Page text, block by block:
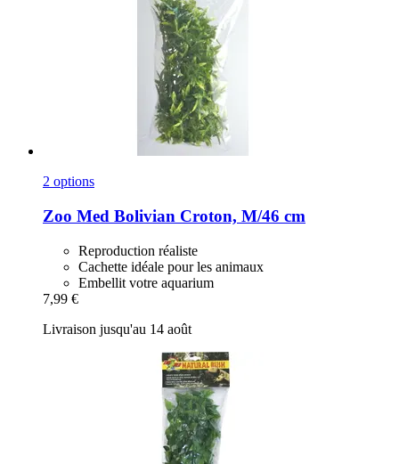
2 options
Zoo Med Bolivian Croton, M/46 cm
Reproduction réaliste
Cachette idéale pour les animaux
Embellit votre aquarium
7,99 €
Livraison jusqu'au 14 août